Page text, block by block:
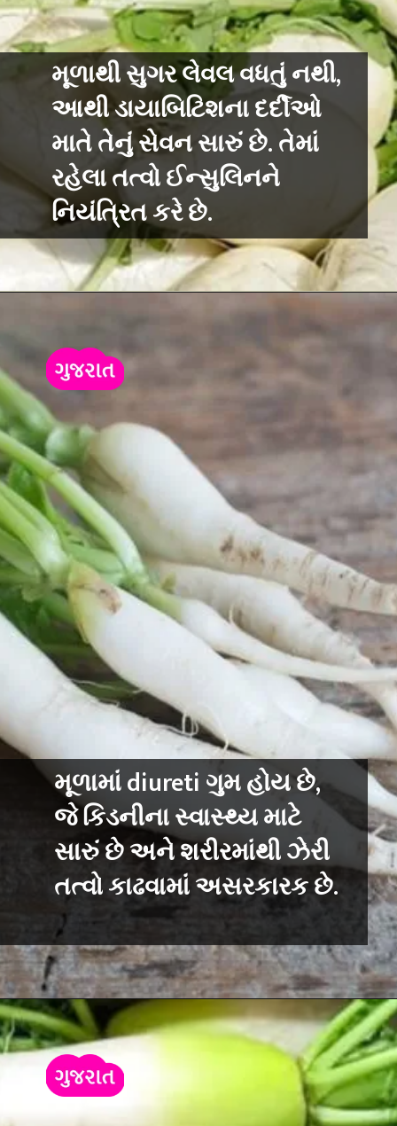
મૂળાથી સુગર લેવલ વધતું નથી,
આથી ડાયાબિટિશના દર્દીઓ
માતે તેનું સેવન સારું છે. તેમાં
રહેલા તત્વો ઈન્સુલિનને
નિયંત્રિત કરે છે.
મૂળામાં diureti ગુમ હોય છે,
જે કિડનીના સ્વાસ્થ્ય માટે
સારું છે અને શરીરમાંથી ઝેરી
તત્વો કાઢવામાં અસરકારક છે.